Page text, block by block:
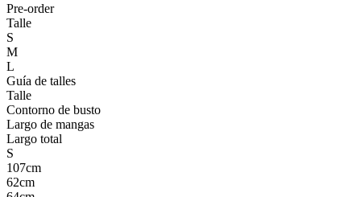
Pre-order
Talle
S
M
L
Guía de talles
Talle
Contorno de busto
Largo de mangas
Largo total
S
107cm
62cm